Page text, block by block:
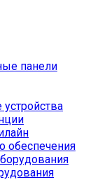
панели
обеспечения